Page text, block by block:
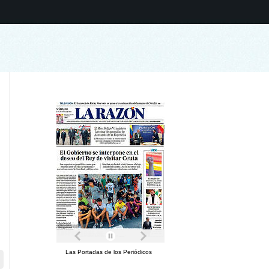
Las Portadas de los Periódicos